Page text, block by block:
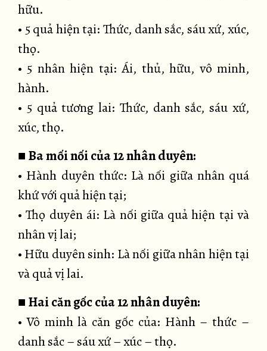
hữu.
• 5 quả hiện tại: Thức, danh sắc, sáu xứ, xúc,
thọ.
• 5 nhân hiện tại: Ái, thủ, hữu, vô minh,
hành.
• 5 quả tương lai: Thức, danh sắc, sáu xứ,
xúc, thọ.
■ Ba mối nối của 12 nhân duyên:
• Hành duyên thức: Là nối giữa nhân quá
khứ với quả hiện tại;
• Thọ duyên ái: Là nối giữa quả hiện tại và
nhân vị lai;
• Hữu duyên sinh: Là nối giữa nhân hiện tại
và quả vị lai.
■ Hai căn gốc của 12 nhân duyên:
• Vô minh là căn gốc của: Hành – thức –
danh sắc – sáu xứ – xúc – thọ.